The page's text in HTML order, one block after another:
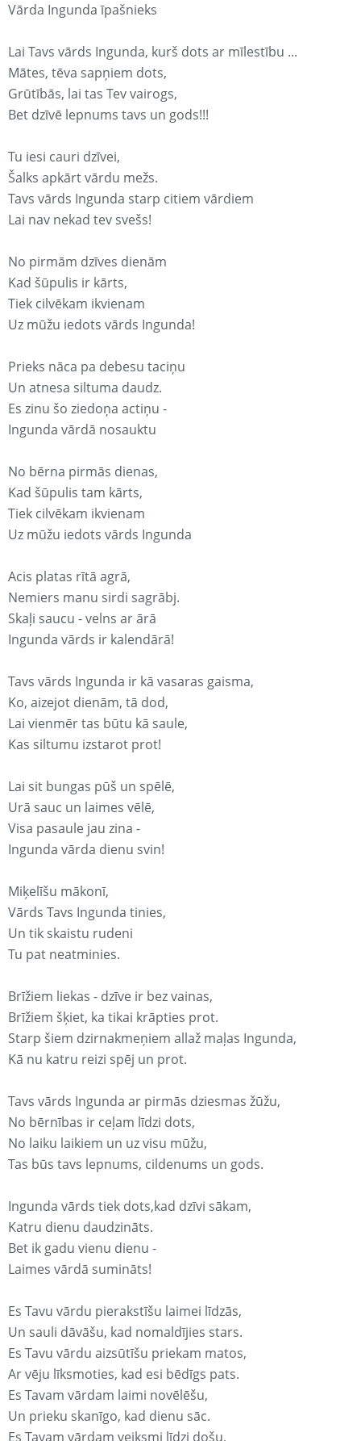
Vārda Ingunda īpašnieks
Lai Tavs vārds Ingunda, kurš dots ar mīlestību ...
Mātes, tēva sapņiem dots,
Grūtībās, lai tas Tev vairogs,
Bet dzīvē lepnums tavs un gods!!!
Tu iesi cauri dzīvei,
Šalks apkārt vārdu mežs.
Tavs vārds Ingunda starp citiem vārdiem
Lai nav nekad tev svešs!
No pirmām dzīves dienām
Kad šūpulis ir kārts,
Tiek cilvēkam ikvienam
Uz mūžu iedots vārds Ingunda!
Prieks nāca pa debesu taciņu
Un atnesa siltuma daudz.
Es zinu šo ziedoņa actiņu -
Ingunda vārdā nosauktu
No bērna pirmās dienas,
Kad šūpulis tam kārts,
Tiek cilvēkam ikvienam
Uz mūžu iedots vārds Ingunda
Acis platas rītā agrā,
Nemiers manu sirdi sagrābj.
Skaļi saucu - velns ar ārā
Ingunda vārds ir kalendārā!
Tavs vārds Ingunda ir kā vasaras gaisma,
Ko, aizejot dienām, tā dod,
Lai vienmēr tas būtu kā saule,
Kas siltumu izstarot prot!
Lai sit bungas pūš un spēlē,
Urā sauc un laimes vēlē,
Visa pasaule jau zina -
Ingunda vārda dienu svin!
Miķelīšu mākonī,
Vārds Tavs Ingunda tinies,
Un tik skaistu rudeni
Tu pat neatminies.
Brīžiem liekas - dzīve ir bez vainas,
Brīžiem šķiet, ka tikai krāpties prot.
Starp šiem dzirnakmeņiem allaž maļas Ingunda,
Kā nu katru reizi spēj un prot.
Tavs vārds Ingunda ar pirmās dziesmas žūžu,
No bērnības ir ceļam līdzi dots,
No laiku laikiem un uz visu mūžu,
Tas būs tavs lepnums, cildenums un gods.
Ingunda vārds tiek dots,kad dzīvi sākam,
Katru dienu daudzināts.
Bet ik gadu vienu dienu -
Laimes vārdā sumināts!
Es Tavu vārdu pierakstīšu laimei līdzās,
Un sauli dāvāšu, kad nomaldījies stars.
Es Tavu vārdu aizsūtīšu priekam matos,
Ar vēju līksmoties, kad esi bēdīgs pats.
Es Tavam vārdam laimi novēlēšu,
Un prieku skanīgo, kad dienu sāc.
Es Tavam vārdam veiksmi līdzi došu,